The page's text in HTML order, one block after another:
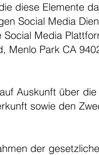
diese Elemente
Social Media
Media
Menlo Park CA
Auskunft über
sowie den
der